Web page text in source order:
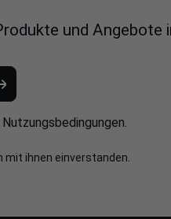
und Angebote
Nutzungsbedingungen.
mit ihnen einverstanden.